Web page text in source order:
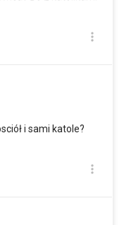
i sami katole?